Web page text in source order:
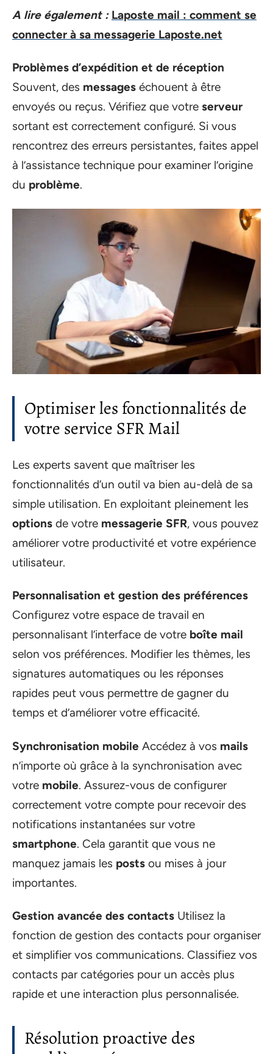
A lire également : Laposte mail : comment se
connecter à sa messagerie Laposte.net
Problèmes d’expédition et de réception
Souvent, des messages échouent à être
envoyés ou reçus. Vérifiez que votre serveur
sortant est correctement configuré. Si vous
rencontrez des erreurs persistantes, faites appel
à l’assistance technique pour examiner l’origine
du problème.
Optimiser les fonctionnalités de
votre service SFR Mail
Les experts savent que maîtriser les
fonctionnalités d’un outil va bien au-delà de sa
simple utilisation. En exploitant pleinement les
options de votre messagerie SFR, vous pouvez
améliorer votre productivité et votre expérience
utilisateur.
Personnalisation et gestion des préférences
Configurez votre espace de travail en
personnalisant l’interface de votre boîte mail
selon vos préférences. Modifier les thèmes, les
signatures automatiques ou les réponses
rapides peut vous permettre de gagner du
temps et d’améliorer votre efficacité.
Synchronisation mobile Accédez à vos mails
n’importe où grâce à la synchronisation avec
votre mobile. Assurez-vous de configurer
correctement votre compte pour recevoir des
notifications instantanées sur votre
smartphone. Cela garantit que vous ne
manquez jamais les posts ou mises à jour
importantes.
Gestion avancée des contacts Utilisez la
fonction de gestion des contacts pour organiser
et simplifier vos communications. Classifiez vos
contacts par catégories pour un accès plus
rapide et une interaction plus personnalisée.
Résolution proactive des